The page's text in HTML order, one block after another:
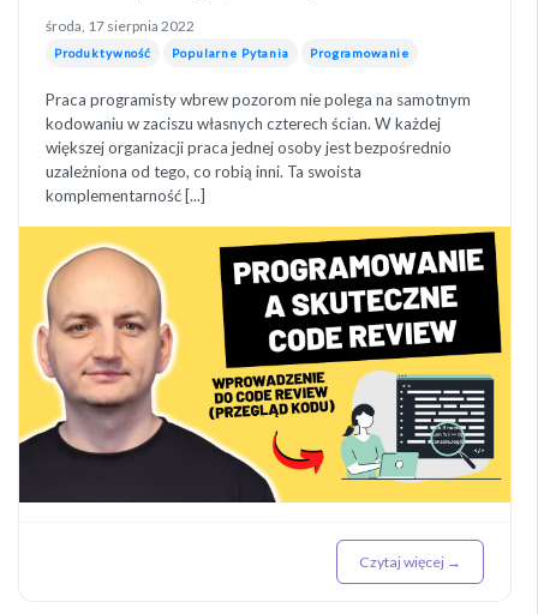
środa, 17 sierpnia 2022
Produktywność Popularne Pytania Programowanie
Praca programisty wbrew pozorom nie polega na samotnym
kodowaniu w zaciszu własnych czterech ścian. W każdej
większej organizacji praca jednej osoby jest bezpośrednio
uzależniona od tego, co robią inni. Ta swoista
komplementarność [...]
Czytaj więcej →